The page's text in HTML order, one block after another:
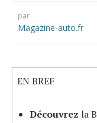
par
Magazine-auto.fr
EN BREF
Découvrez la